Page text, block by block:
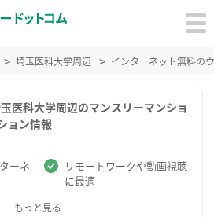
埼玉医科大学周辺 インターネット無料の
医科大学周辺のマンスリーマンショ
ョン情報
ーネ
リモートワークや動画視聴
に最適
もっと見る